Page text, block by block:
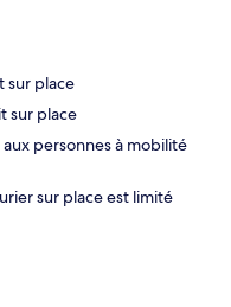
sur place
sur place
personnes à mobilité
sur place est limité